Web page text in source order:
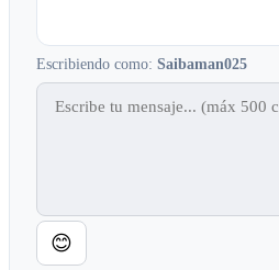
Escribiendo como: Saibaman025
😊